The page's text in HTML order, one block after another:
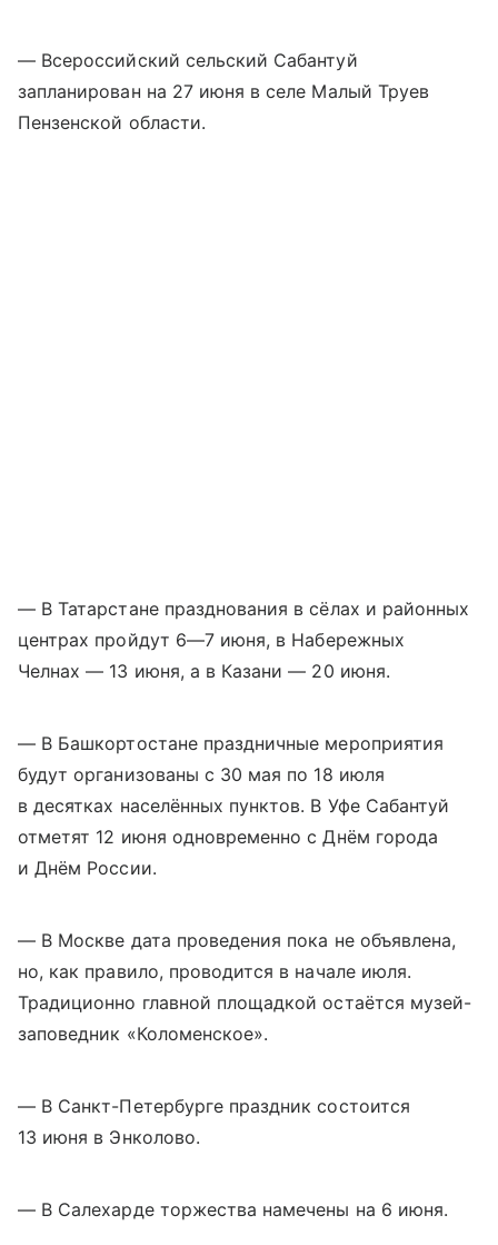
— Всероссийский сельский Сабантуй
запланирован на 27 июня в селе Малый Труев
Пензенской области.
— В Татарстане празднования в сёлах и районных
центрах пройдут 6—7 июня, в Набережных
Челнах — 13 июня, а в Казани — 20 июня.
— В Башкортостане праздничные мероприятия
будут организованы с 30 мая по 18 июля
в десятках населённых пунктов. В Уфе Сабантуй
отметят 12 июня одновременно с Днём города
и Днём России.
— В Москве дата проведения пока не объявлена,
но, как правило, проводится в начале июля.
Традиционно главной площадкой остаётся музей-
заповедник «Коломенское».
— В Санкт-Петербурге праздник состоится
13 июня в Энколово.
— В Салехарде торжества намечены на 6 июня.